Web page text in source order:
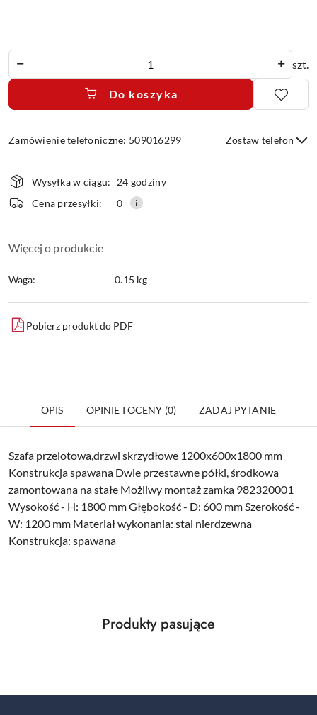
szt.
Do koszyka
Zamówienie telefoniczne: 509016299 Zostaw telefon
Wyślij
Dostępność
i
dostawa
Wysyłka w ciągu:
24 godziny
Cena przesyłki:
0
Więcej o produkcie
Waga: 0.15 kg
Pobierz produkt do PDF
OPIS OPINIE I OCENY (0) ZADAJ PYTANIE
Szafa przelotowa,drzwi skrzydłowe 1200x600x1800 mm
Konstrukcja spawana Dwie przestawne półki, środkowa
zamontowana na stałe Możliwy montaż zamka 982320001
Wysokość - H: 1800 mm Głębokość - D: 600 mm Szerokość -
W: 1200 mm Materiał wykonania: stal nierdzewna
Konstrukcja: spawana
Pomiń karuzelę produktów
Produkty
Produkty pasujące